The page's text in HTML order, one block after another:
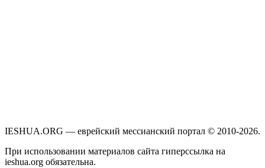
IESHUA.ORG — еврейский мессианский портал © 2010-2026.
При использовании материалов сайта гиперссылка на
ieshua.org обязательна.